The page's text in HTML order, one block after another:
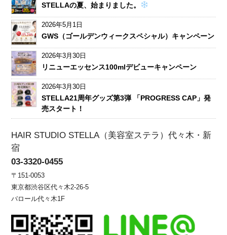
STELLAの夏、始まりました。
2026年5月1日
GWS（ゴールデンウィークスペシャル）キャンペーン
2026年3月30日
リニューエッセンス100mlデビューキャンペーン
2026年3月30日
STELLA21周年グッズ第3弾 「PROGRESS CAP」発
売スタート！
HAIR STUDIO STELLA（美容室ステラ）代々木・新
宿
03-3320-0455
〒151-0053
東京都渋谷区代々木2-26-5
バロール代々木1F